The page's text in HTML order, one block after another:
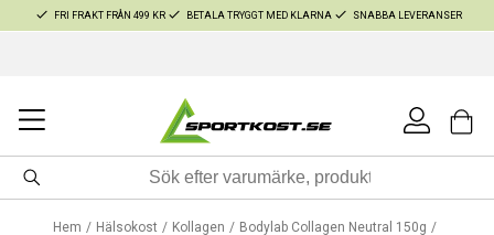
FRI FRAKT FRÅN 499 KR BETALA TRYGGT MED KLARNA SNABBA LEVERANSER
Hem Hälsokost Kollagen Bodylab Collagen Neutral 150g